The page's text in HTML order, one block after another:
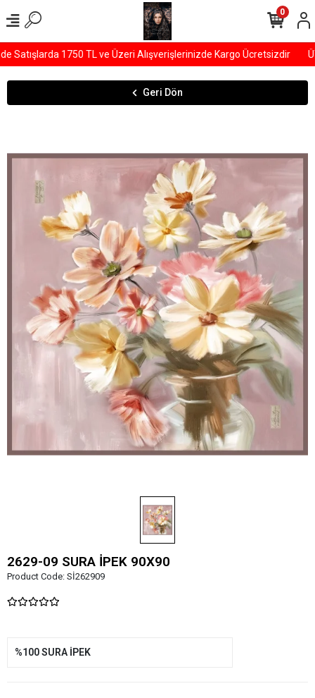
1750 TL ve Üzeri Alışverişlerinizde Kargo Ücretsizdir
0
Geri Dön
2629-09 SURA İPEK 90X90
Product Code: Sİ262909
%100 SURA İPEK